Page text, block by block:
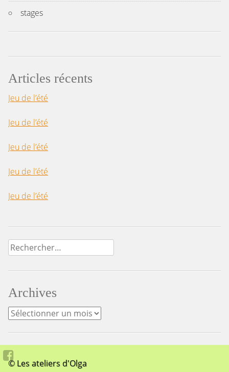
stages
Articles récents
Jeu de l’été
Jeu de l’été
Jeu de l’été
Jeu de l’été
Jeu de l’été
Rechercher :
Archives
Archives
© Les ateliers d'Olga